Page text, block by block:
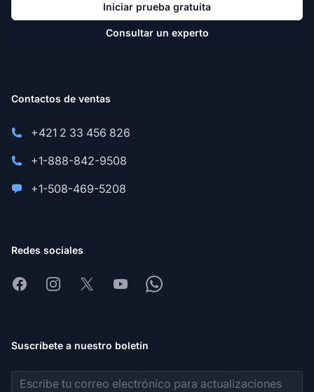
Iniciar prueba gratuita
Consultar un experto
Contactos de ventas
+421 2 33 456 826
+1-888-842-9508
+1-508-469-5208
Redes sociales
FacebookInstagram
X YoutubeWhatsapp
Suscríbete a nuestro boletín
Dirección de correo electrónico